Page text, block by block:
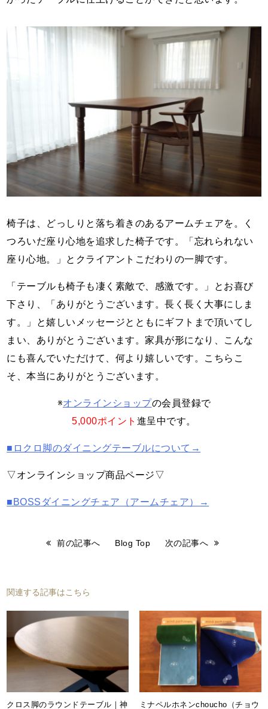
椅子は、どっしりと落ち着きのあるアームチェアを。く
つろいだ座り心地を追求した椅子です。「忘れられない
座り心地。」とクライアントこだわりの一脚です。
「テーブルも椅子も凄く素敵で、感激です。」とお喜び
下さり、「ありがとうございます。長く長く大事にしま
す。」と嬉しいメッセージとともにギフトまで頂いてし
まい、ありがとうございます。家具が形になり、こんな
にも喜んでいただけて、何より嬉しいです。こちらこ
そ、本当にありがとうございます。
※オンラインショップの会員登録で
5,000ポイント 進呈中です。
■ロクロ脚のダイニングテーブルについて→
▽オンラインショップ商品ページ▽
■BOSSダイニングチェア（アームチェア）→
前の記事へ Blog Top 次の記事へ
関連する記事はこちら
クロス脚のラウンドテーブル｜神 ミナペルホネンchoucho（チョウ